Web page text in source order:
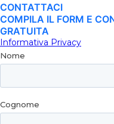
CONTATTACI
COMPILA IL FORM E
GRATUITA